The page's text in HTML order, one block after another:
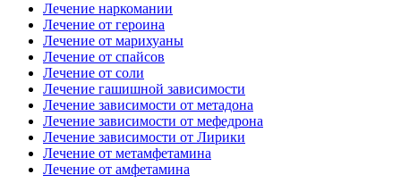
Лечение наркомании
Лечение от героина
Лечение от марихуаны
Лечение от спайсов
Лечение от соли
Лечение гашишной зависимости
Лечение зависимости от метадона
Лечение зависимости от мефедрона
Лечение зависимости от Лирики
Лечение от метамфетамина
Лечение от амфетамина